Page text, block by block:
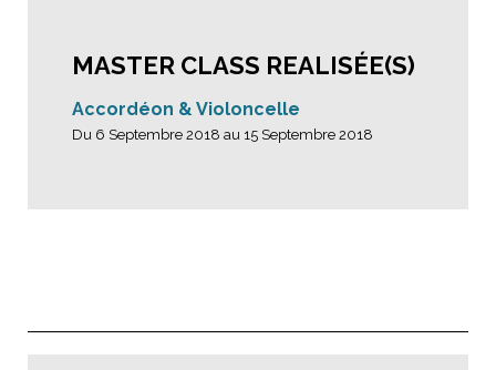
MASTER CLASS REALISÉE(S)
Accordéon & Violoncelle
Du 6 Septembre 2018 au 15 Septembre 2018